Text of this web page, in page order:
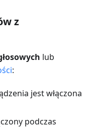
z
lub
:
jest włączona
podczas